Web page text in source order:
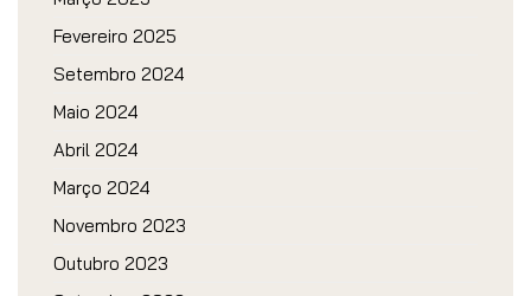
Fevereiro 2025
Setembro 2024
Maio 2024
Abril 2024
Março 2024
Novembro 2023
Outubro 2023